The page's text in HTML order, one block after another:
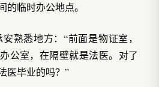
的临时办公地点。
熟悉地方：“前面是物证室，
公室，在隔壁就是法医。对了
医毕业的吗？”